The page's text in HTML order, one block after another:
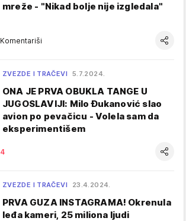
mreže - "Nikad bolje nije izgledala"
Komentariši
ZVEZDE I TRAČEVI 5.7.2024.
ONA JE PRVA OBUKLA TANGE U
JUGOSLAVIJI: Milo Đukanović slao
avion po pevačicu - Volela sam da
eksperimentišem
4
ZVEZDE I TRAČEVI 23.4.2024.
PRVA GUZA INSTAGRAMA! Okrenula
leđa kameri, 25 miliona ljudi